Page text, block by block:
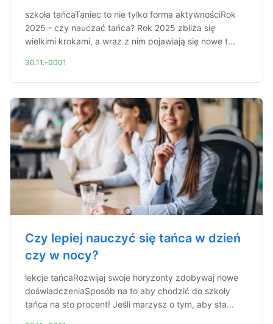
szkoła tańcaTaniec to nie tylko forma aktywnościRok
2025 - czy nauczać tańca? Rok 2025 zbliża się
wielkimi krokami, a wraz z nim pojawiają się nowe t...
30.11.-0001
Czy lepiej nauczyć się tańca w dzień
czy w nocy?
lekcje tańcaRozwijaj swoje horyzonty zdobywaj nowe
doświadczeniaSposób na to aby chodzić do szkoły
tańca na sto procent! Jeśli marzysz o tym, aby sta...